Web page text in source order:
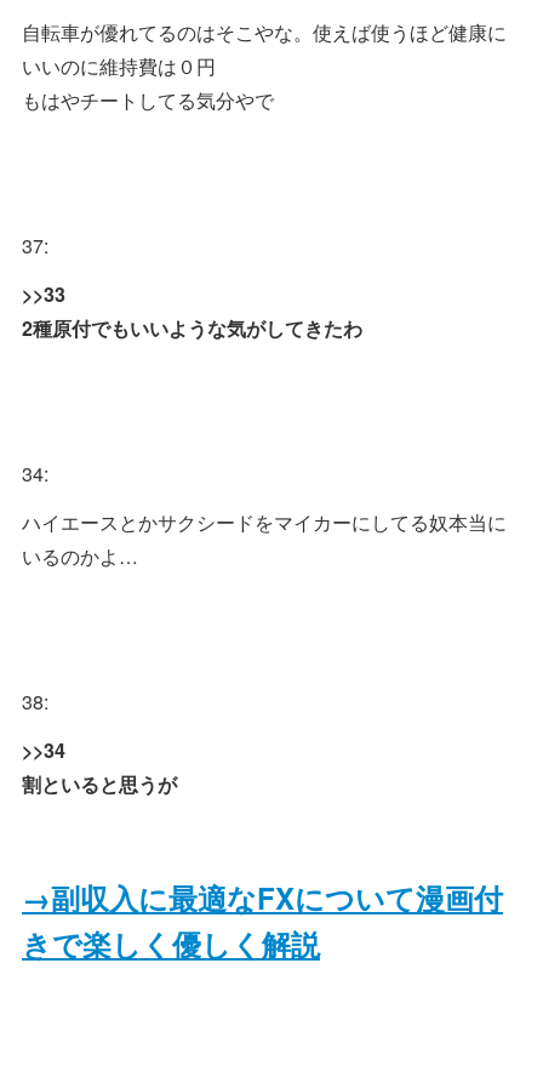
自転車が優れてるのはそこやな。使えば使うほど健康に
いいのに維持費は０円
もはやチートしてる気分やで
37:
>>33
2種原付でもいいような気がしてきたわ
34:
ハイエースとかサクシードをマイカーにしてる奴本当に
いるのかよ…
38:
>>34
割といると思うが
→副収入に最適なFXについて漫画付
きで楽しく優しく解説